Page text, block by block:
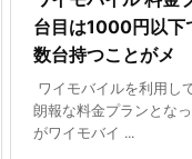
台目は1000円以下
数台持つことがメ
ワイモバイルを利用し
朗報な料金プランとな
がワイモバイ ...